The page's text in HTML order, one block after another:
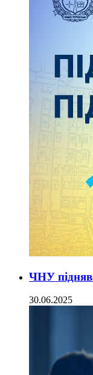
ЧНУ
30.06.2025